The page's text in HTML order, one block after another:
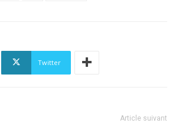
Twitter
Article suivant